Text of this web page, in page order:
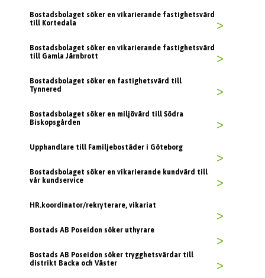
Bostadsbolaget söker en vikarierande fastighetsvärd
till Kortedala
>
Bostadsbolaget söker en vikarierande fastighetsvärd
till Gamla Järnbrott
>
Bostadsbolaget söker en fastighetsvärd till
Tynnered
>
Bostadsbolaget söker en miljövärd till Södra
Biskopsgården
>
Upphandlare till Familjebostäder i Göteborg
>
Bostadsbolaget söker en vikarierande kundvärd till
vår kundservice
>
HR.koordinator/rekryterare, vikariat
>
Bostads AB Poseidon söker uthyrare
>
Bostads AB Poseidon söker trygghetsvärdar till
distrikt Backa och Väster
>